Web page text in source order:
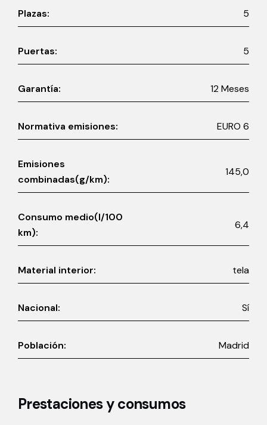
Plazas: 5
Puertas: 5
Garantía: 12 Meses
Normativa emisiones: EURO 6
Emisiones
combinadas(g/km):
145,0
Consumo medio(l/100
km):
6,4
Material interior: tela
Nacional: Sí
Población: Madrid
Prestaciones y consumos